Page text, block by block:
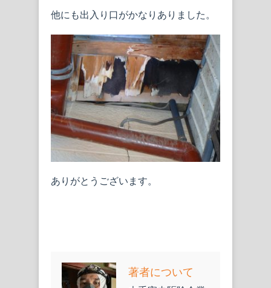
他にも出入り口がかなりありました。
ありがとうございます。
著者について